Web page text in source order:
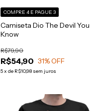
Camiseta Dio The Devil You
Know
R$54,90
R$79,90
31% OFF
5x de R$10,98 sem juros
COMPRE 4 E PAGUE 3